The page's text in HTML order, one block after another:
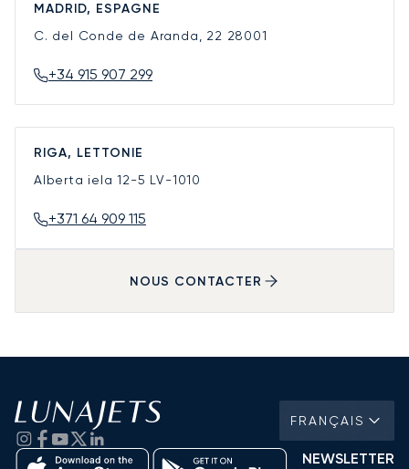
MADRID, ESPAGNE
C. del Conde de Aranda, 22 28001
+34 915 907 299
RIGA, LETTONIE
Alberta iela 12-5 LV-1010
+371 64 909 115
NOUS CONTACTER
FRANÇAIS
NEWSLETTER